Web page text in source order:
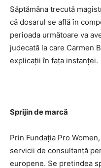
Săptămâna trecută
că dosarul se află în
perioada următoare va
judecată la care Carmen
explicaţii în faţa instanţei.
Sprijin de marcă
Prin Fundaţia Pro
servicii de consultanţă
europene. Se pretindea